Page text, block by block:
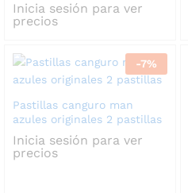
Inicia sesión para ver
precios
-7%
Pastillas canguro man
azules originales 2 pastillas
Inicia sesión para ver
precios